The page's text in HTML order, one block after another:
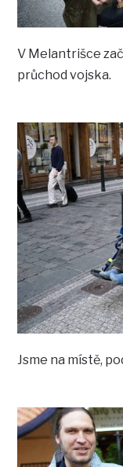
V Melantrišce
průchod vojska.
Jsme na místě,